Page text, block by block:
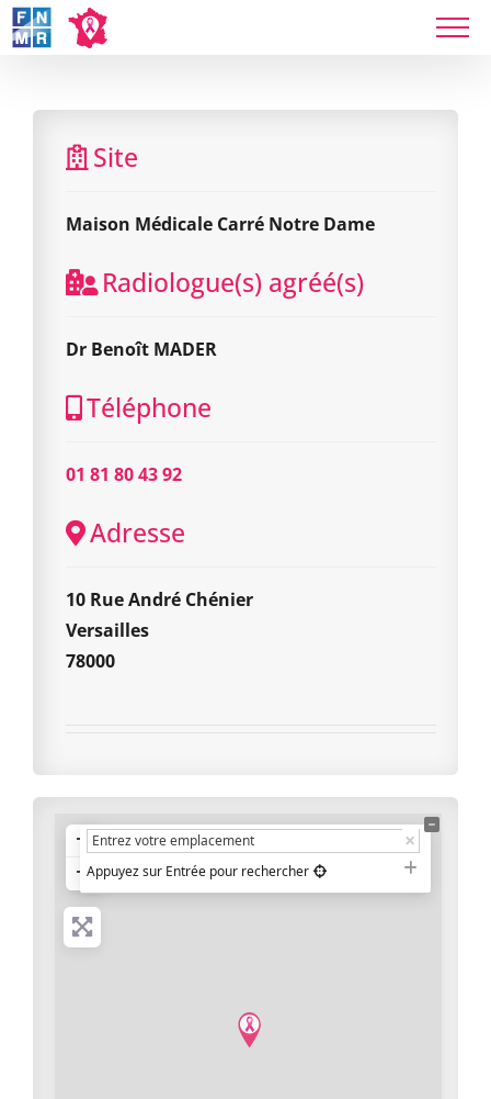
Skip
to
Site
Maison Médicale Carré Notre Dame
Radiologue(s) agréé(s)
Dr Benoît MADER
Téléphone
01 81 80 43 92
Adresse
10 Rue André Chénier
Versailles
78000
+
−Appuyez sur Entrée pour rechercher